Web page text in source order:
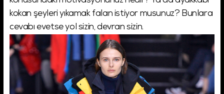
kokan şeyleri yıkamak falan istiyor musunuz? Bunlara
cevabı evetse yol sizin, devran sizin.